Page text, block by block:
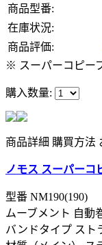
商品型番:
在庫状況:
商品評価:
※ スーパーコピー
購入数量:
商品詳細 購買方法
ノモス スーパーコ
型番 NM190(190)
ムーブメント 自動
バンドタイプ スト